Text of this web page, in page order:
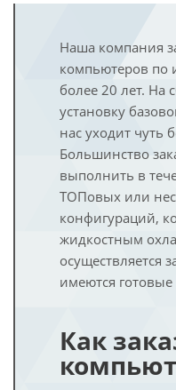
Наша компания
компьютеров по
более 20 лет. На
установку
нас уходит чуть
Большинство
выполнить в
ТОПовых или
конфигураций,
жидкостным
осуществляется
имеются
Как